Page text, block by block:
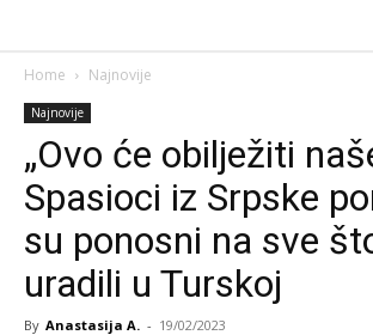
Home Najnovije
Najnovije
„Ovo će obilježiti
Spasioci iz Srpske
su ponosni na sve
uradili u Turskoj
By Anastasija A. - 19/02/2023